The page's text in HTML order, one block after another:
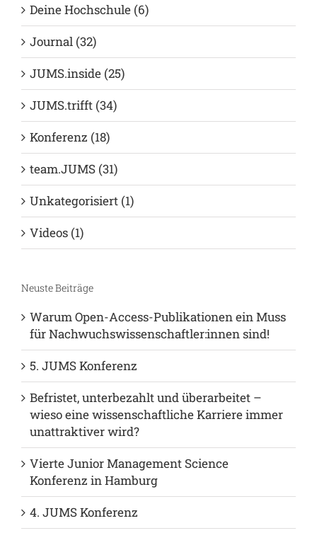
Deine Hochschule (6)
Journal (32)
JUMS.inside (25)
JUMS.trifft (34)
Konferenz (18)
team.JUMS (31)
Unkategorisiert (1)
Videos (1)
Neuste Beiträge
Warum Open-Access-Publikationen ein Muss
für Nachwuchswissenschaftler:innen sind!
5. JUMS Konferenz
Befristet, unterbezahlt und überarbeitet –
wieso eine wissenschaftliche Karriere immer
unattraktiver wird?
Vierte Junior Management Science
Konferenz in Hamburg
4. JUMS Konferenz